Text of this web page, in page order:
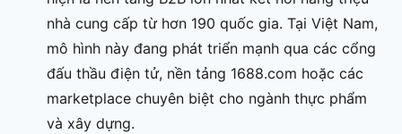
nhà cung cấp từ hơn 190 quốc gia. Tại Việt Nam,
mô hình này đang phát triển mạnh qua các cổng
đấu thầu điện tử, nền tảng 1688.com hoặc các
marketplace chuyên biệt cho ngành thực phẩm
và xây dựng.